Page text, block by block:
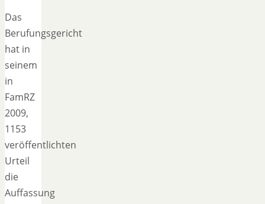
Das
Berufungsgericht
hat in
seinem
in
FamRZ
2009,
1153
veröffentlichten
Urteil
die
Auffassung